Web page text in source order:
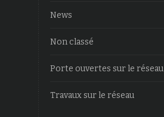
News
Non classé
Porte ouvertes sur le réseau
Travaux sur le réseau